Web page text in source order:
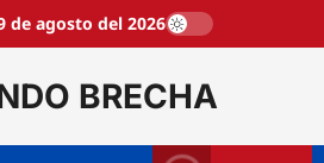
de agosto del 2026
BRECHA